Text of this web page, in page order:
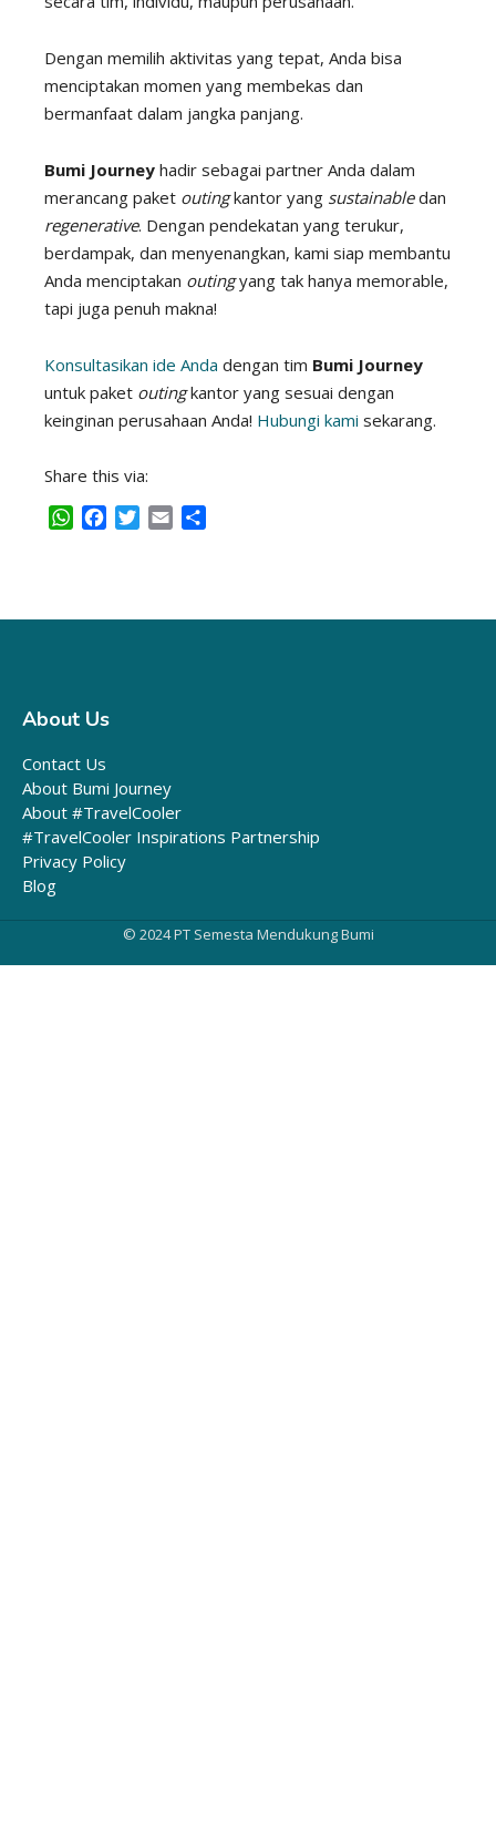
Dengan memilih aktivitas yang tepat, Anda bisa
menciptakan momen yang membekas dan
bermanfaat dalam jangka panjang.
Bumi Journey hadir sebagai partner Anda dalam
merancang paket outingkantor yang sustainabledan
regenerative. Dengan pendekatan yang terukur,
berdampak, dan menyenangkan, kami siap membantu
Anda menciptakan outingyang tak hanya memorable,
tapi juga penuh makna!
Konsultasikan ide Anda dengan tim Bumi Journey
untuk paket outingkantor yang sesuai dengan
keinginan perusahaan Anda! Hubungi kami sekarang.
Share this via:
W
s
b
t
l
e
About Us
Contact Us
About Bumi Journey
About #TravelCooler
#TravelCooler Inspirations Partnership
Privacy Policy
Blog
© 2024 PT Semesta Mendukung Bumi